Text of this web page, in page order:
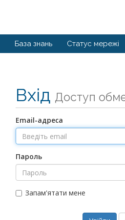
База знань Статус мережі
Вхід Доступ
Email-адреса
Пароль
Запам'ятати мене